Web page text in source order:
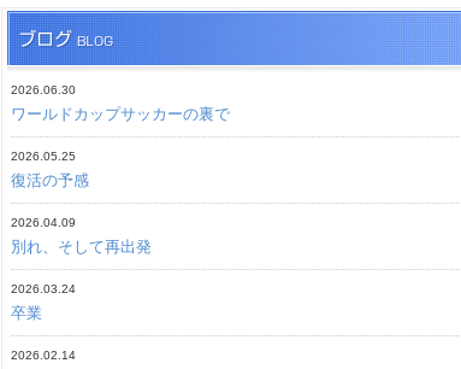
2026.06.30
ワールドカップサッカーの裏で
2026.05.25
復活の予感
2026.04.09
別れ、そして再出発
2026.03.24
卒業
2026.02.14